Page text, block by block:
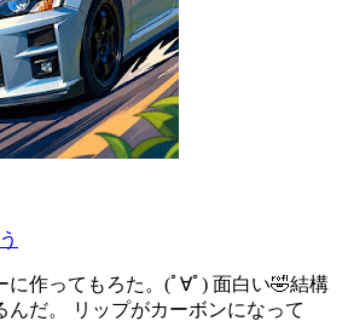
に作ってもろた。(ﾟ∀ﾟ) 面白い🤣結構
んだ。 リップがカーボンになって